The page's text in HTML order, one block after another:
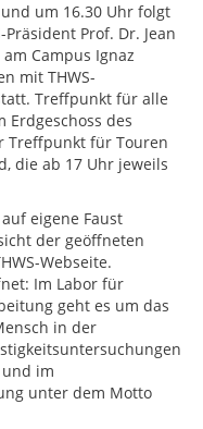
um 16.30 Uhr folgt
Prof. Dr. Jean
Campus Ignaz
mit THWS-
Treffpunkt für alle
des
Treffpunkt für Touren
die ab 17 Uhr jeweils
eigene Faust
der geöffneten
Webseite.
Im Labor für
geht es um das
in der
im
unter dem Motto